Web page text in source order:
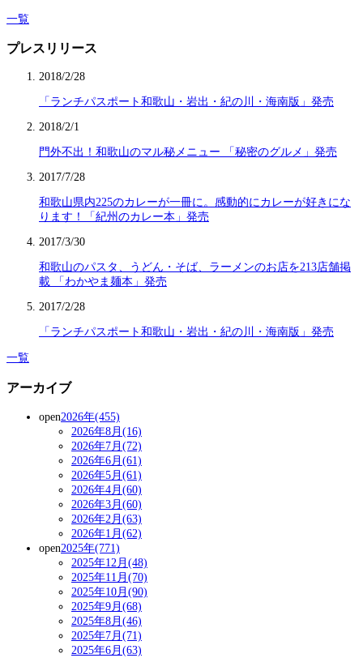
一覧
プレスリリース
2018/2/28
「ランチパスポート和歌山・岩出・紀の川・海南版」発売
2018/2/1
門外不出！和歌山のマル秘メニュー 「秘密のグルメ」発売
2017/7/28
和歌山県内225のカレーが一冊に。感動的にカレーが好きにな
ります！「紀州のカレー本」発売
2017/3/30
和歌山のパスタ、うどん・そば、ラーメンのお店を213店舗掲
載 「わかやま麺本」発売
2017/2/28
「ランチパスポート和歌山・岩出・紀の川・海南版」発売
一覧
アーカイブ
open2026年(455)
2026年8月(16)
2026年7月(72)
2026年6月(61)
2026年5月(61)
2026年4月(60)
2026年3月(60)
2026年2月(63)
2026年1月(62)
open2025年(771)
2025年12月(48)
2025年11月(70)
2025年10月(90)
2025年9月(68)
2025年8月(46)
2025年7月(71)
2025年6月(63)